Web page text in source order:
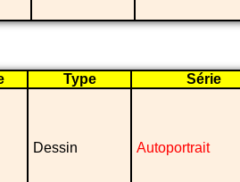
Type Série
Dessin Autoportrait